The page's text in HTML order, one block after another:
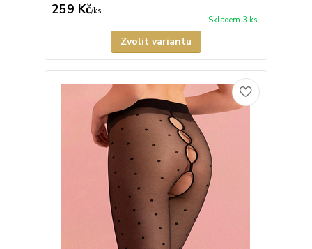
259 Kč/ks
Skladem 3 ks
Zvolit variantu